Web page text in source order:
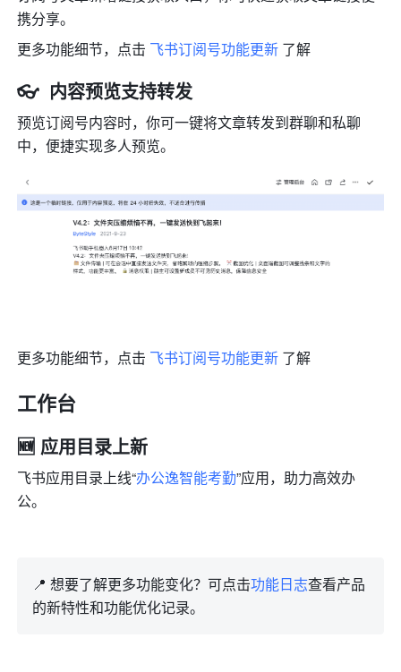
携分享。
更多功能细节，点击 飞书订阅号功能更新 了解
👓  内容预览支持转发
预览订阅号内容时，你可一键将文章转发到群聊和私聊
中，便捷实现多人预览。
更多功能细节，点击 飞书订阅号功能更新 了解
工作台
🆕 应用目录上新
飞书应用目录上线“办公逸智能考勤”应用，助力高效办
公。
📍 想要了解更多功能变化？可点击功能日志查看产品
的新特性和功能优化记录。